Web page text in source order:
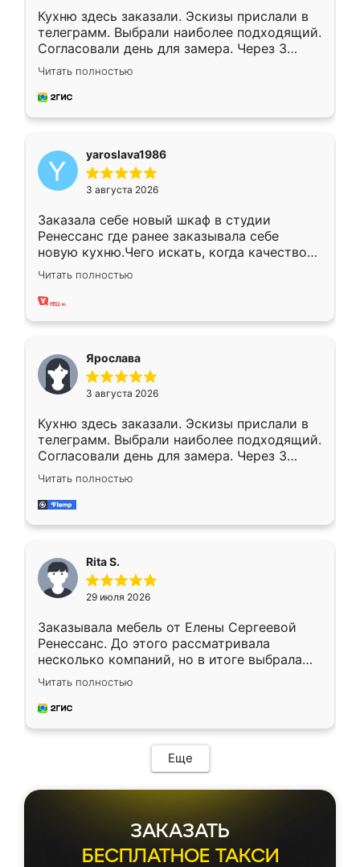
Кухню здесь заказали. Эскизы прислали в
телеграмм. Выбрали наиболее подходящий.
Согласовали день для замера. Через 3
недели кухня была уже готова. Остались
довольны работой. Спасибо Ренессанс
мебель за качественную работу!
Читать полностью
yaroslava1986
3 августа 2026
Заказала себе новый шкаф в студии
Ренессанс где ранее заказывала себе
новую кухню.Чего искать, когда качеством
вполне довольна. Служит кухня уже почти
два года, нареканий нет.
Читать полностью
Ярослава
3 августа 2026
Кухню здесь заказали. Эскизы прислали в
телеграмм. Выбрали наиболее подходящий.
Согласовали день для замера. Через 3
недели кухня была уже готова. Остались
довольны работой. Спасибо Ренессанс
мебель за качественную работу!
Читать полностью
Rita S.
29 июля 2026
Заказывала мебель от Елены Сергеевой
Ренессанс. До этого рассматривала
несколько компаний, но в итоге выбрала
эту. Сначала обговорили условия, потом
приехал замерщик, всё спокойно объяснил
и снял размеры. Изготовили в срок, с
мебель сразу встала на свое место без
каких-либо доработок. Качеством осталась
довольна, все выглядит так, как и ожидала.
Читать полностью
Еще
ЗАКАЗАТЬ
БЕСПЛАТНОЕ ТАКСИ